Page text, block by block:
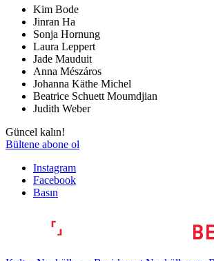
Kim Bode
Jinran Ha
Sonja Hornung
Laura Leppert
Jade Mauduit
Anna Mészáros
Johanna Käthe Michel
Beatrice Schuett Moumdjian
Judith Weber
Güncel kalın!
Bültene abone ol
Instagram
Facebook
Basın